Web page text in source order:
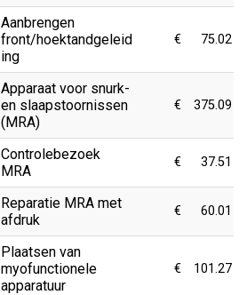
Aanbrengen
front/hoektandgeleid
ing
€ 75.02
Apparaat voor snurk-
en slaapstoornissen
(MRA)
€ 375.09
Controlebezoek
MRA
€ 37.51
Reparatie MRA met
afdruk
€ 60.01
Plaatsen van
myofunctionele
apparatuur
€ 101.27